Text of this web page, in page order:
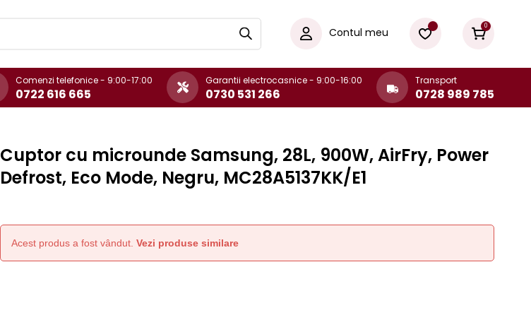
Contul meu 0
Comenzi telefonice - 9:00-17:00
0722 616 665
Garantii electrocasnice - 9:00-16:00
0730 531 266
Transport
0728 989 785
Cuptor cu microunde Samsung, 28L, 900W, AirFry, Power
Defrost, Eco Mode, Negru, MC28A5137KK/E1
Acest produs a fost vândut. Vezi produse similare